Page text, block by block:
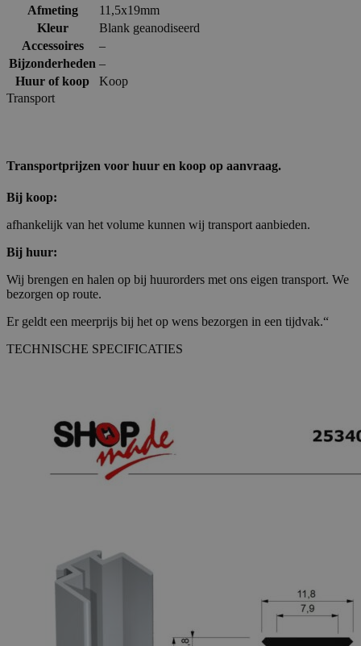
Afmeting
11,5x19mm
Kleur
Blank geanodiseerd
Accessoires
–
Bijzonderheden –
Huur of koop
Koop
Transport
Transportprijzen voor huur en koop op aanvraag.
Bij koop:
afhankelijk van het volume kunnen wij transport aanbieden.
Bij huur:
Wij brengen en halen op bij huurorders met ons eigen transport. We
bezorgen op route.
Er geldt een meerprijs bij het op wens bezorgen in een tijdvak.“
TECHNISCHE SPECIFICATIES